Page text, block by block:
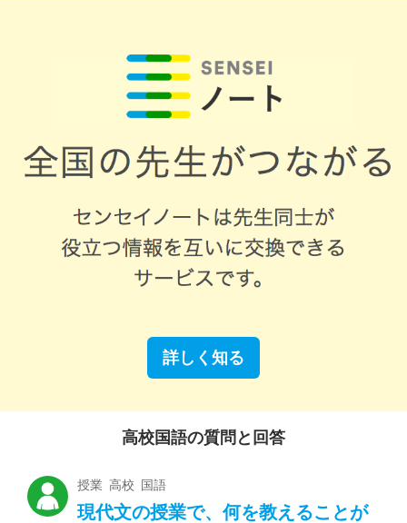
詳しく知る
高校国語の質問と回答
授業 高校 国語
現代文の授業で、何を教えることが